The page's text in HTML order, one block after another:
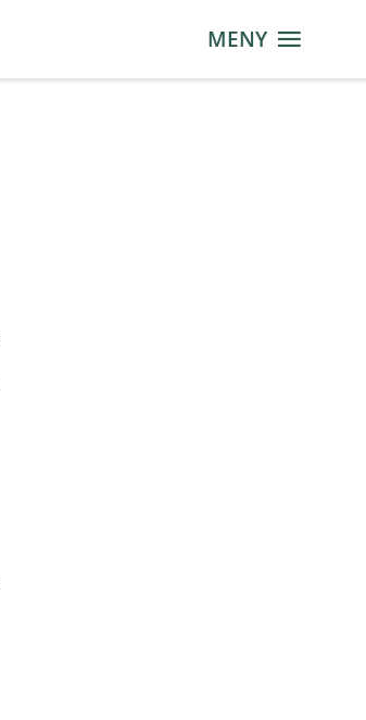
MENY